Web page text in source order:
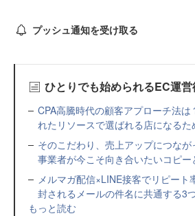
プッシュ通知を受け取る
ひとりでも始められるEC運
CPA高騰時代の顧客アプローチ法は
れたリソースで選ばれる店になるた
そのこだわり、売上アップにつな
事業者が今こそ向き合いたいコピー
メルマガ配信×LINE接客でリピー
封されるメールの件名に共通する3
もっと読む